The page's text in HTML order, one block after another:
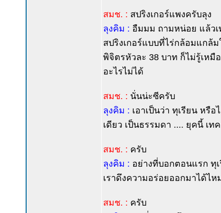
สมช. : สปริงเกอร์แพงครับลุง
ลุงคิม : อืมมม ถามหน่อย แล้วเ
สปริงเกอร์แบบที่ไร่กล้อมแกล้
พิจิตรหัวละ 38 บาท ก็ไม่รู้เหมื
อะไรไม่ได้
สมช. : นั่นน่ะซีครับ
ลุงคิม : เอาเป็นว่า ทุเรียน หรื
เดียว เป็นธรรมดา .... ยุคนี้ เ
สมช. : ครับ
ลุงคิม : อย่างที่บอกตอนแรก ทุ
เราดึงความอร่อยออกมาได้ไห
สมช. : ครับ